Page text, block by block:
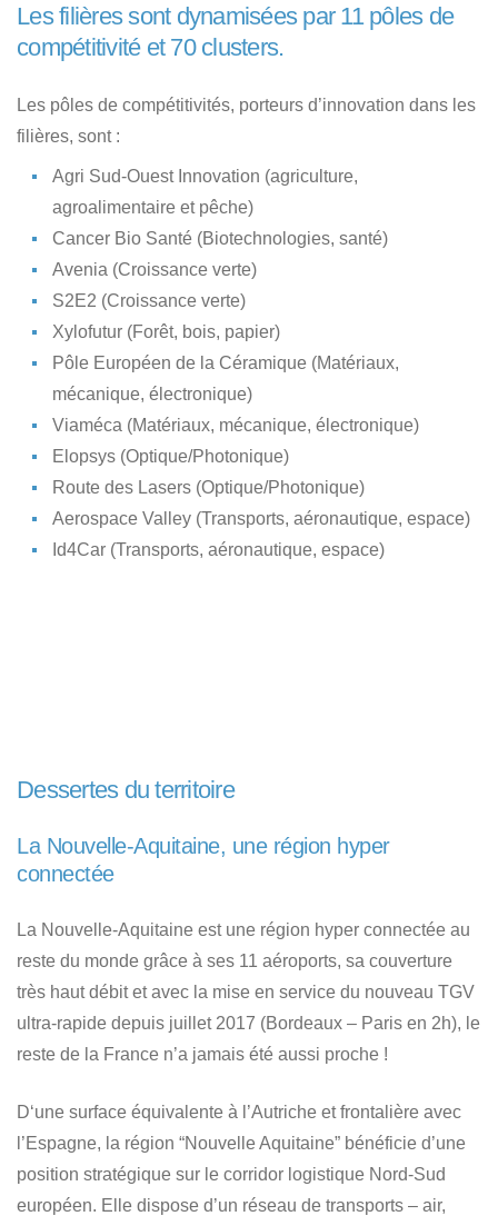
Les filières sont dynamisées par 11 pôles de
compétitivité et 70 clusters.
Les pôles de compétitivités, porteurs d’innovation dans les
filières, sont :
Agri Sud-Ouest Innovation (agriculture,
agroalimentaire et pêche)
Cancer Bio Santé (Biotechnologies, santé)
Avenia (Croissance verte)
S2E2 (Croissance verte)
Xylofutur (Forêt, bois, papier)
Pôle Européen de la Céramique (Matériaux,
mécanique, électronique)
Viaméca (Matériaux, mécanique, électronique)
Elopsys (Optique/Photonique)
Route des Lasers (Optique/Photonique)
Aerospace Valley (Transports, aéronautique, espace)
Id4Car (Transports, aéronautique, espace)
Dessertes du territoire
La Nouvelle-Aquitaine, une région hyper
connectée
La Nouvelle-Aquitaine est une région hyper connectée au
reste du monde grâce à ses 11 aéroports, sa couverture
très haut débit et avec la mise en service du nouveau TGV
ultra-rapide depuis juillet 2017 (Bordeaux – Paris en 2h), le
reste de la France n’a jamais été aussi proche !
D‘une surface équivalente à l’Autriche et frontalière avec
l’Espagne, la région “Nouvelle Aquitaine” bénéficie d’une
position stratégique sur le corridor logistique Nord-Sud
européen. Elle dispose d’un réseau de transports – air,